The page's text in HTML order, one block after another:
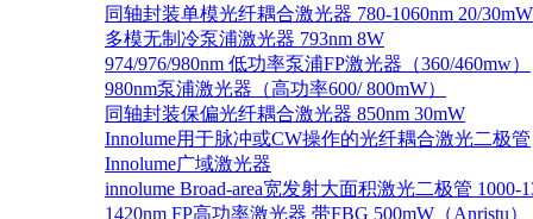
同轴封装单模光纤耦合激光器 780-1060nm 20/30mW
多模无制冷泵浦激光器 793nm 8W
974/976/980nm 低功率泵浦FP激光器（360/460mw）
980nm泵浦激光器（高功率600/ 800mW）
同轴封装保偏光纤耦合激光器 850nm 30mW
Innolume用于脉冲或CW操作的光纤耦合激光二极管
Innolume广域激光器
innolume Broad-area宽发射大面积激光二极管 1000-
1420nm FP高功率激光器 带FBG 500mW（Anristu）